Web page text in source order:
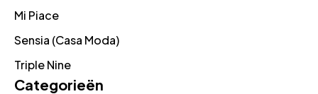
Mi Piace
Sensia (Casa Moda)
Triple Nine
Categorieën